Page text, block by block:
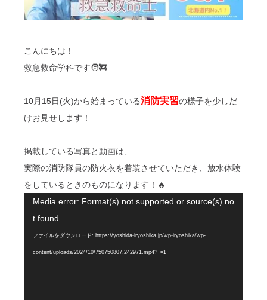
こんにちは！
救急救命学科です🧑‍🚒
10月15日(火)から始まっている消防実習の様子を少しだ
けお見せします！
掲載している写真と動画は、
実際の消防隊員の防火衣を着装させていただき、放水体験
をしているときのものになります！🔥
Media error: Format(s) not supported or source(s) no
t found
ファイルをダウンロード: https://yoshida-iryoshika.jp/wp-iryoshika/wp-
content/uploads/2024/10/750750807.242971.mp4?_=1